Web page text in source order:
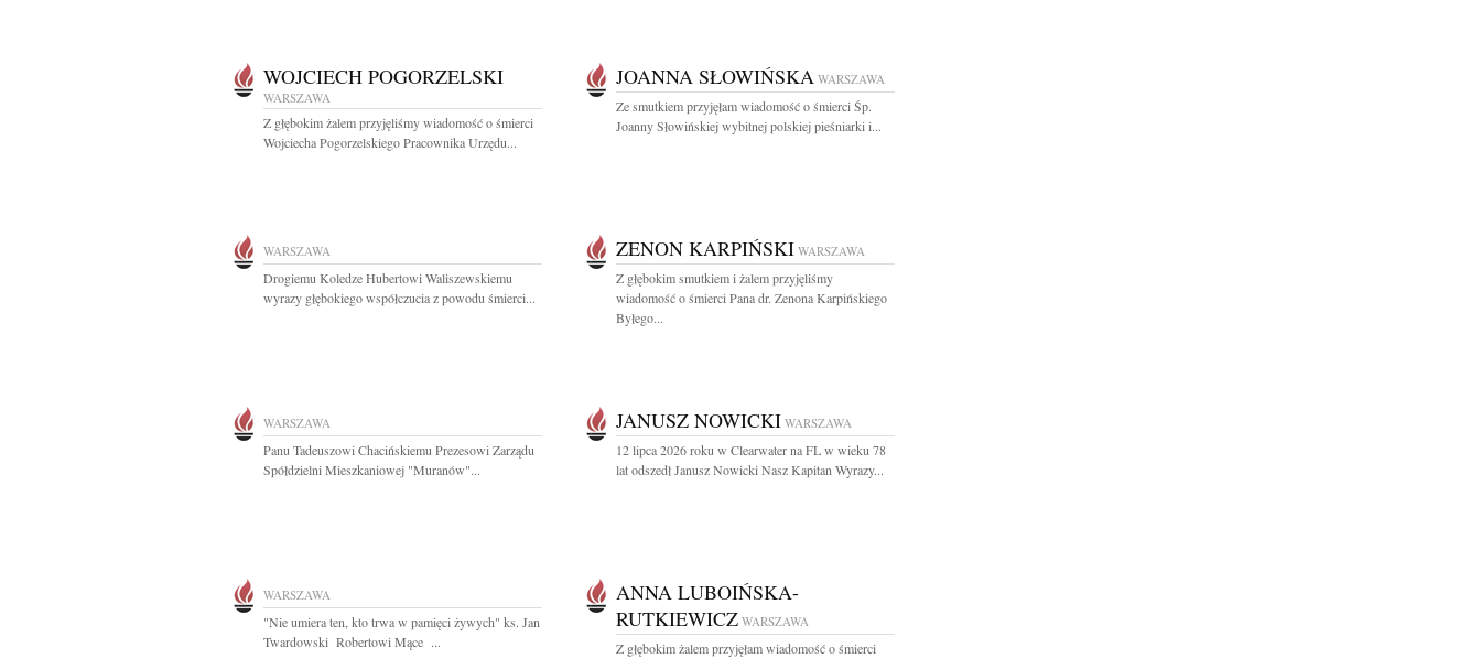
WOJCIECH POGORZELSKI
WARSZAWA
Z głębokim żalem przyjęliśmy wiadomość o śmierci
Wojciecha Pogorzelskiego Pracownika Urzędu...
JOANNA SŁOWIŃSKA WARSZAWA
Ze smutkiem przyjęłam wiadomość o śmierci Śp.
Joanny Słowińskiej wybitnej polskiej pieśniarki i...
WARSZAWA
Drogiemu Koledze Hubertowi Waliszewskiemu
wyrazy głębokiego współczucia z powodu śmierci...
ZENON KARPIŃSKI WARSZAWA
Z głębokim smutkiem i żalem przyjęliśmy
wiadomość o śmierci Pana dr. Zenona Karpińskiego
Byłego...
WARSZAWA
Panu Tadeuszowi Chacińskiemu Prezesowi Zarządu
Spółdzielni Mieszkaniowej "Muranów"...
JANUSZ NOWICKI WARSZAWA
12 lipca 2026 roku w Clearwater na FL w wieku 78
lat odszedł Janusz Nowicki Nasz Kapitan Wyrazy...
WARSZAWA
"Nie umiera ten, kto trwa w pamięci żywych" ks. Jan
Twardowski Robertowi Mące ...
ANNA LUBOIŃSKA-
RUTKIEWICZ WARSZAWA
Z głębokim żalem przyjęłam wiadomość o śmierci